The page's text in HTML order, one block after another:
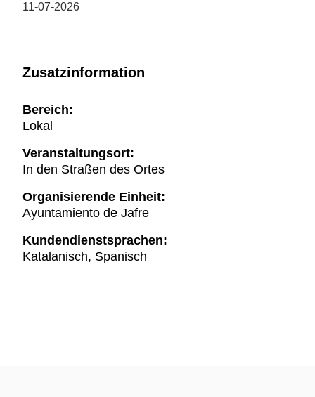
11-07-2026
Zusatzinformation
Bereich:
Lokal
Veranstaltungsort:
In den Straßen des Ortes
Organisierende Einheit:
Ayuntamiento de Jafre
Kundendienstsprachen:
Katalanisch, Spanisch